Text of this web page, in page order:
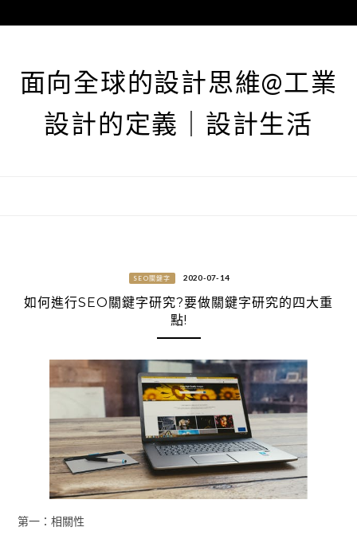
至
面向全球的設計思維@工業
設計的定義｜設計生活
SEO關鍵字 2020-07-14
如何進行SEO關鍵字研究?要做關鍵字研究的四大重
點!
第一：相關性